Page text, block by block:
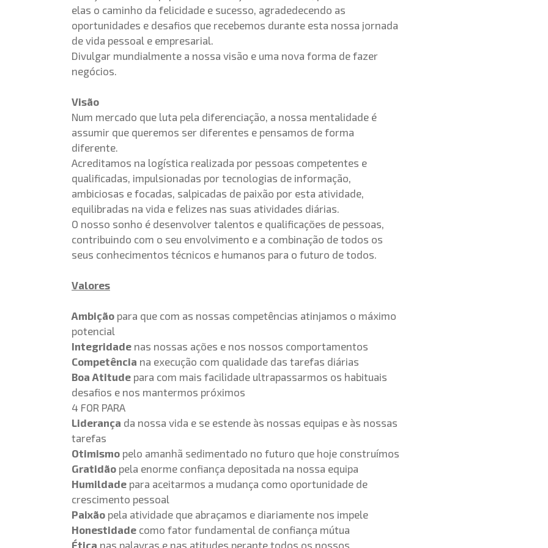
elas o caminho da felicidade e sucesso, agradedecendo as
oportunidades e desafios que recebemos durante esta nossa jornada
de vida pessoal e empresarial.
Divulgar mundialmente a nossa visão e uma nova forma de fazer
negócios.
Visão
Num mercado que luta pela diferenciação, a nossa mentalidade é
assumir que queremos ser diferentes e pensamos de forma
diferente.
Acreditamos na logística realizada por pessoas competentes e
qualificadas, impulsionadas por tecnologias de informação,
ambiciosas e focadas, salpicadas de paixão por esta atividade,
equilibradas na vida e felizes nas suas atividades diárias.
O nosso sonho é desenvolver talentos e qualificações de pessoas,
contribuindo com o seu envolvimento e a combinação de todos os
seus conhecimentos técnicos e humanos para o futuro de todos.
Valores
Ambição para que com as nossas competências atinjamos o máximo
potencial
Integridade nas nossas ações e nos nossos comportamentos
Competência na execução com qualidade das tarefas diárias
Boa Atitude para com mais facilidade ultrapassarmos os habituais
desafios e nos mantermos próximos
4 FOR PARA
Liderança da nossa vida e se estende às nossas equipas e às nossas
tarefas
Otimismo pelo amanhã sedimentado no futuro que hoje construímos
Gratidão pela enorme confiança depositada na nossa equipa
Humildade para aceitarmos a mudança como oportunidade de
crescimento pessoal
Paixão pela atividade que abraçamos e diariamente nos impele
Honestidade como fator fundamental de confiança mútua
Ética nas palavras e nas atitudes perante todos os nossos